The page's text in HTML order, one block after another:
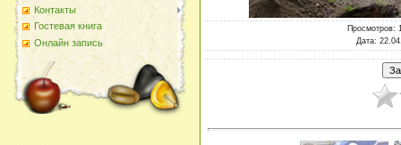
Контакты
Гостевая книга
Онлайн запись
Просмотров:
Дата: